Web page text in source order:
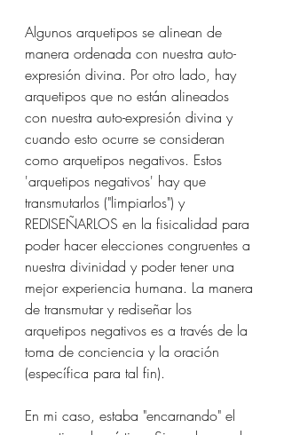
Algunos arquetipos se alinean de
manera ordenada con nuestra auto-
expresión divina. Por otro lado, hay
arquetipos que no están alineados
con nuestra auto-expresión divina y
cuando esto ocurre se consideran
como arquetipos negativos. Estos
'arquetipos negativos' hay que
transmutarlos ("limpiarlos") y
REDISEÑARLOS en la fisicalidad para
poder hacer elecciones congruentes a
nuestra divinidad y poder tener una
mejor experiencia humana. La manera
de transmutar y rediseñar los
arquetipos negativos es a través de la
toma de conciencia y la oración
(específica para tal fin).
En mi caso, estaba "encarnando" el